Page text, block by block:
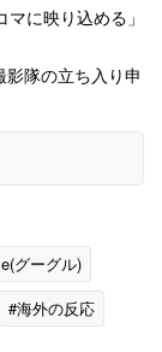
に映り込める」
影隊の立ち入り申
グーグル)
#海外の反応